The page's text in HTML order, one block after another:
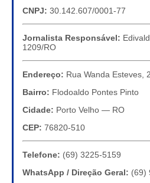
CNPJ: 30.142.607/0001-77
Jornalista Responsável:
1209/RO
Endereço: Rua Wanda Esteves,
Bairro: Flodoaldo Pontes Pinto
Cidade: Porto Velho — RO
CEP: 76820-510
Telefone: (69) 3225-5159
WhatsApp / Direção Geral: (69)